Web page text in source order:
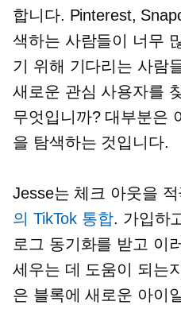
합니다. Pinterest,
색하는 사람들이 너무
기 위해 기다리는 사람
새로운 관심 사용자를
무엇입니까? 대부분은
을 탐색하는 것입니다.
Jesse는 체크 아웃을
의 TikTok 통합. 가입하
로그 동기화를 받고 이
세우는 데 도움이 되는
은 블록에 새로운 아이